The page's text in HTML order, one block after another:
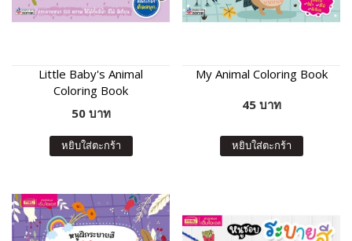
Little Baby's Animal
Coloring Book
50 บาท
หยิบใส่ตะกร้า
My Animal Coloring Book
45 บาท
หยิบใส่ตะกร้า